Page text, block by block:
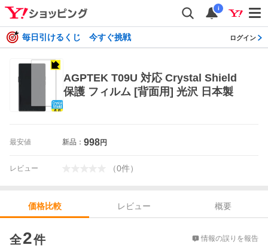
i
毎日引けるくじ 今すぐ挑戦 ログイン
AGPTEK T09U 対応 Crystal Shield
保護 フィルム [背面用] 光沢 日本製
最安値 新品： 998円
レビュー （0件）
価格比較 レビュー
概要
全2件 情報の誤りを報告